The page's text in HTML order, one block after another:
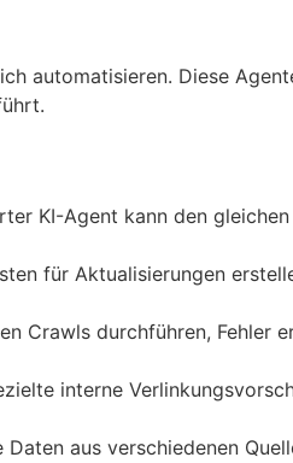
automatisieren. Diese
KI-Agent kann den
für Aktualisierungen
Crawls durchführen, Fehler
interne
aus verschiedenen